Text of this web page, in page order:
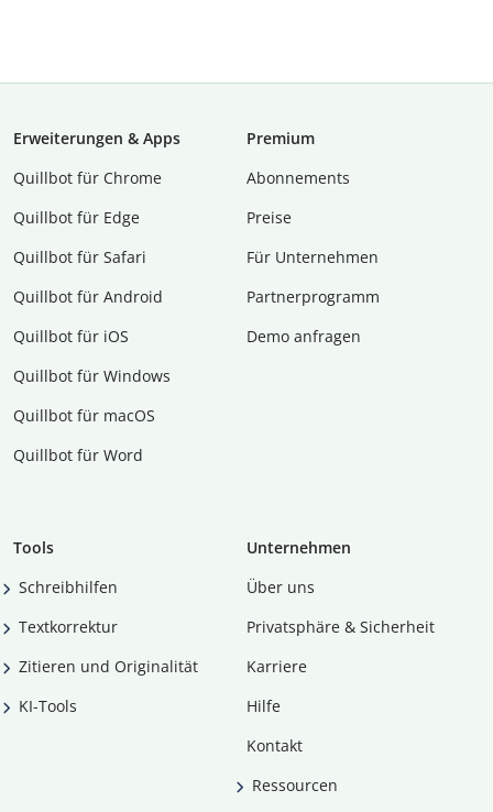
Erweiterungen & Apps
Quillbot für Chrome
Quillbot für Edge
Quillbot für Safari
Quillbot für Android
Quillbot für iOS
Quillbot für Windows
Quillbot für macOS
Quillbot für Word
Premium
Abon­ne­ments
Preise
Für Unternehmen
Partnerprogramm
Demo anfragen
Tools
Schreibhilfen
Textkorrektur
Zitieren und Originalität
KI-Tools
Unternehmen
Über uns
Privatsphäre & Sicherheit
Karriere
Hilfe
Kontakt
Ressourcen